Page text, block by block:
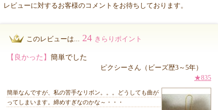
レビューに対するお客様のコメントをお待ちしております。
このレビューは... 24 きらりポイント
【良かった】 簡単でした
ピクシーさん（ビーズ歴3～5年）
★835
簡単なんですが、私の苦手なリボン。。。どうしても曲が
ってしまいます。締めすぎなのかな～・・・